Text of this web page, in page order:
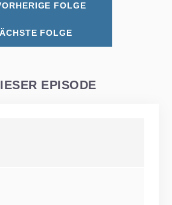
FOLGE
FOLGE
EPISODE